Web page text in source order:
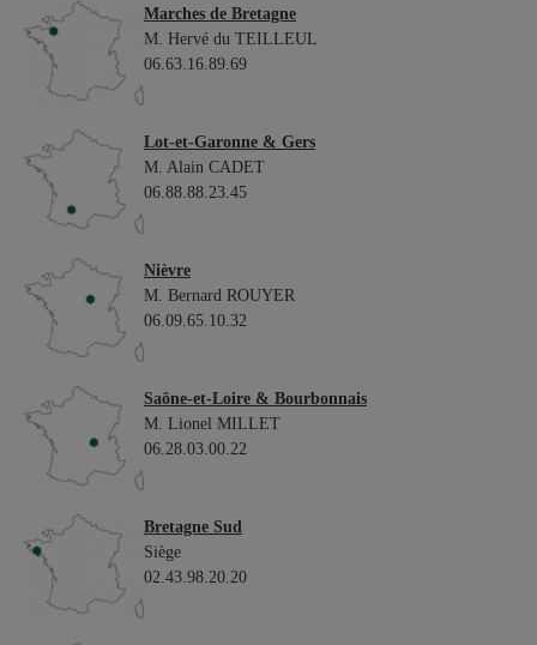
Marches de Bretagne
M. Hervé du TEILLEUL
06.63.16.89.69
Lot-et-Garonne & Gers
M. Alain CADET
06.88.88.23.45
Nièvre
M. Bernard ROUYER
06.09.65.10.32
Saône-et-Loire & Bourbonnais
M. Lionel MILLET
06.28.03.00.22
Bretagne Sud
Siège
02.43.98.20.20